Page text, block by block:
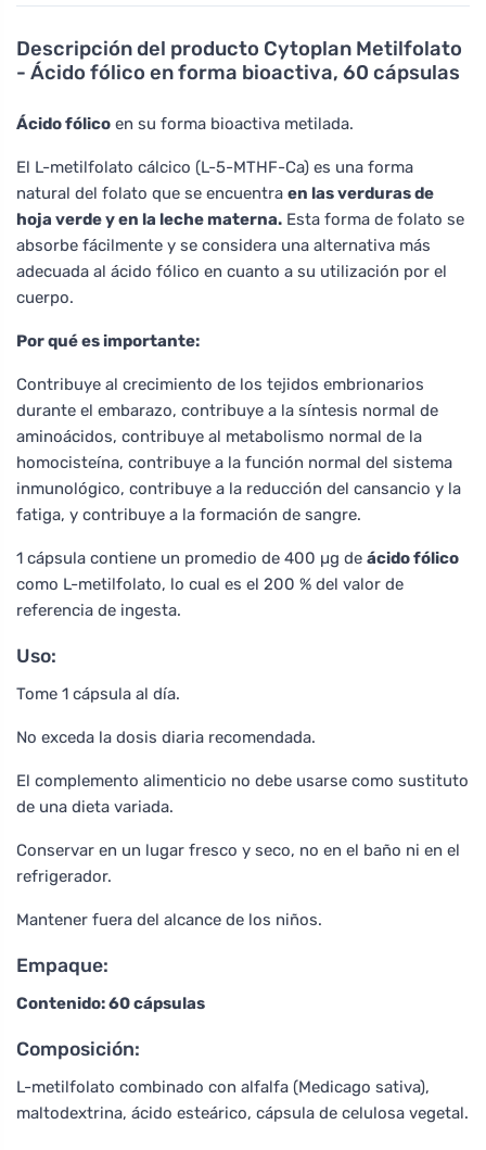
Descripción del producto Cytoplan Metilfolato
- Ácido fólico en forma bioactiva, 60 cápsulas
Ácido fólico en su forma bioactiva metilada.
El L-metilfolato cálcico (L-5-MTHF-Ca) es una forma
natural del folato que se encuentra en las verduras de
hoja verde y en la leche materna. Esta forma de folato se
absorbe fácilmente y se considera una alternativa más
adecuada al ácido fólico en cuanto a su utilización por el
cuerpo.
Por qué es importante:
Contribuye al crecimiento de los tejidos embrionarios
durante el embarazo, contribuye a la síntesis normal de
aminoácidos, contribuye al metabolismo normal de la
homocisteína, contribuye a la función normal del sistema
inmunológico, contribuye a la reducción del cansancio y la
fatiga, y contribuye a la formación de sangre.
1 cápsula contiene un promedio de 400 µg de ácido fólico
como L-metilfolato, lo cual es el 200 % del valor de
referencia de ingesta.
Uso:
Tome 1 cápsula al día.
No exceda la dosis diaria recomendada.
El complemento alimenticio no debe usarse como sustituto
de una dieta variada.
Conservar en un lugar fresco y seco, no en el baño ni en el
refrigerador.
Mantener fuera del alcance de los niños.
Empaque:
Contenido: 60 cápsulas
Composición:
L-metilfolato combinado con alfalfa (Medicago sativa),
maltodextrina, ácido esteárico, cápsula de celulosa vegetal.